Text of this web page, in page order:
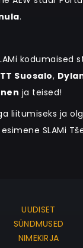
.
kodumaised
TT Suosalo,
ja teised!
liitumiseks ja
SLAMi
UUDISET
SÜNDMUSED
NIMEKIRJA